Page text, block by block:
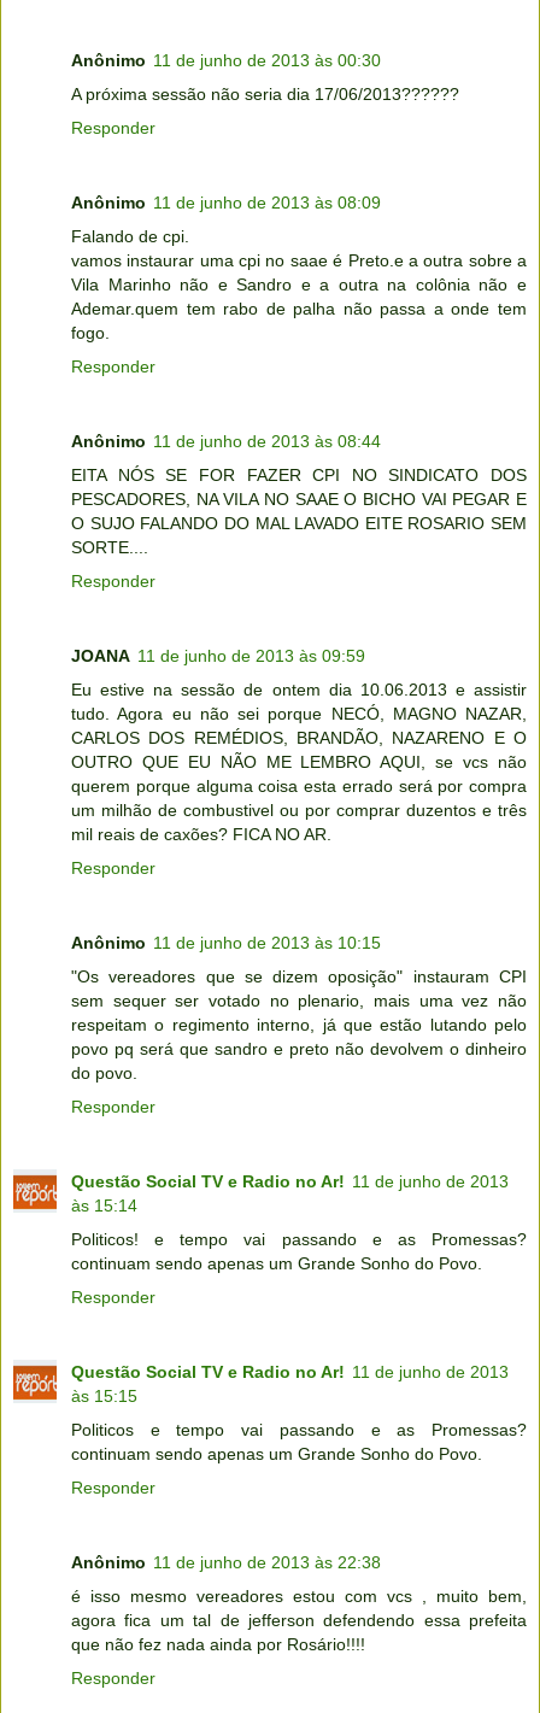
Anônimo 11 de junho de 2013 às 00:30
A próxima sessão não seria dia 17/06/2013??????
Responder
Anônimo 11 de junho de 2013 às 08:09
Falando de cpi.
vamos instaurar uma cpi no saae é Preto.e a outra sobre a
Vila Marinho não e Sandro e a outra na colônia não e
Ademar.quem tem rabo de palha não passa a onde tem
fogo.
Responder
Anônimo 11 de junho de 2013 às 08:44
EITA NÓS SE FOR FAZER CPI NO SINDICATO DOS
PESCADORES, NA VILA NO SAAE O BICHO VAI PEGAR E
O SUJO FALANDO DO MAL LAVADO EITE ROSARIO SEM
SORTE....
Responder
JOANA 11 de junho de 2013 às 09:59
Eu estive na sessão de ontem dia 10.06.2013 e assistir
tudo. Agora eu não sei porque NECÓ, MAGNO NAZAR,
CARLOS DOS REMÉDIOS, BRANDÃO, NAZARENO E O
OUTRO QUE EU NÃO ME LEMBRO AQUI, se vcs não
querem porque alguma coisa esta errado será por compra
um milhão de combustivel ou por comprar duzentos e três
mil reais de caxões? FICA NO AR.
Responder
Anônimo 11 de junho de 2013 às 10:15
"Os vereadores que se dizem oposição" instauram CPI
sem sequer ser votado no plenario, mais uma vez não
respeitam o regimento interno, já que estão lutando pelo
povo pq será que sandro e preto não devolvem o dinheiro
do povo.
Responder
Questão Social TV e Radio no Ar! 11 de junho de 2013
às 15:14
Politicos! e tempo vai passando e as Promessas?
continuam sendo apenas um Grande Sonho do Povo.
Responder
Questão Social TV e Radio no Ar! 11 de junho de 2013
às 15:15
Politicos e tempo vai passando e as Promessas?
continuam sendo apenas um Grande Sonho do Povo.
Responder
Anônimo 11 de junho de 2013 às 22:38
é isso mesmo vereadores estou com vcs , muito bem,
agora fica um tal de jefferson defendendo essa prefeita
que não fez nada ainda por Rosário!!!!
Responder